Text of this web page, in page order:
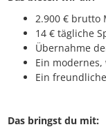
2.900 € brutto
14 € tägliche
Übernahme
Ein
Ein
Das bringst du mit: